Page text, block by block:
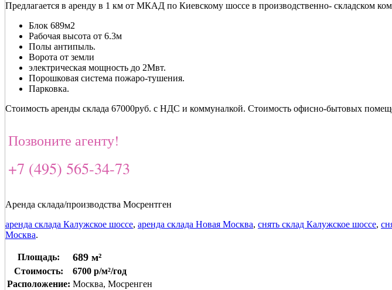
Предлагается в аренду в 1 км от МКАД по Киевскому шоссе в производственно- складском
Блок 689м2
Рабочая высота от 6.3м
Полы антипыль.
Ворота от земли
электрическая мощность до 2Мвт.
Порошковая система пожаро-тушения.
Парковка.
Стоимость аренды склада 67000руб. с НДС и коммуналкой. Стоимость офисно-бытовых
Позвоните агенту!
+7 (495) 565-34-73
Аренда склада/производства Мосрентген
аренда склада Калужское шоссе, аренда склада Новая Москва, снять склад Калужское шоссе,
Москва.
Площадь: 689 м²
Стоимость:
6700 р/м²/год
Расположение: Москва, Мосренген